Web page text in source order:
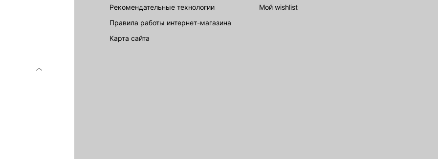
Рекомендательные технологии
Правила работы интернет-магазина
карта сайта
Мой wishlist